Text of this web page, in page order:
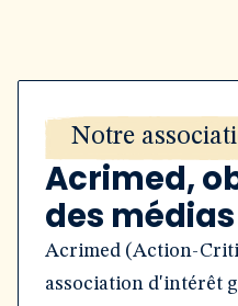
Notre
Acrimed,
des médias
Acrimed (Action-
association d'intérêt